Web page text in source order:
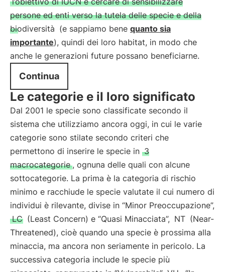
persone ed enti verso la tutela delle specie e della
biodiversità (e sappiamo bene quanto sia
importante), quindi dei loro habitat, in modo che
anche le generazioni future possano beneficiarne.
Continua
Le categorie e il loro significato
Dal 2001 le specie sono classificate secondo il
sistema che utilizziamo ancora oggi, in cui le varie
categorie sono stilate secondo criteri che
permettono di inserire le specie in 3
macrocategorie , ognuna delle quali con alcune
sottocategorie. La prima è la categoria di rischio
minimo e racchiude le specie valutate il cui numero di
individui è rilevante, divise in “Minor Preoccupazione”,
LC (Least Concern) e “Quasi Minacciata”, NT (Near-
Threatened), cioè quando una specie è prossima alla
minaccia, ma ancora non seriamente in pericolo. La
successiva categoria include le specie più